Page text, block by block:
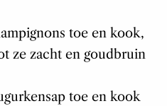
toe en kook,
ze zacht en goudbruin
toe en kook